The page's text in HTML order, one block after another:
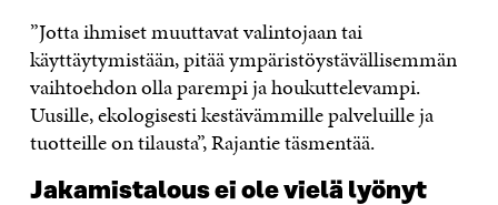
”Jotta ihmiset muuttavat valintojaan tai
käyttäytymistään, pitää ympäristöystävällisemmän
vaihtoehdon olla parempi ja houkuttelevampi.
Uusille, ekologisesti kestävämmille palveluille ja
tuotteille on tilausta”, Rajantie täsmentää.
Jakamistalous ei ole vielä lyönyt